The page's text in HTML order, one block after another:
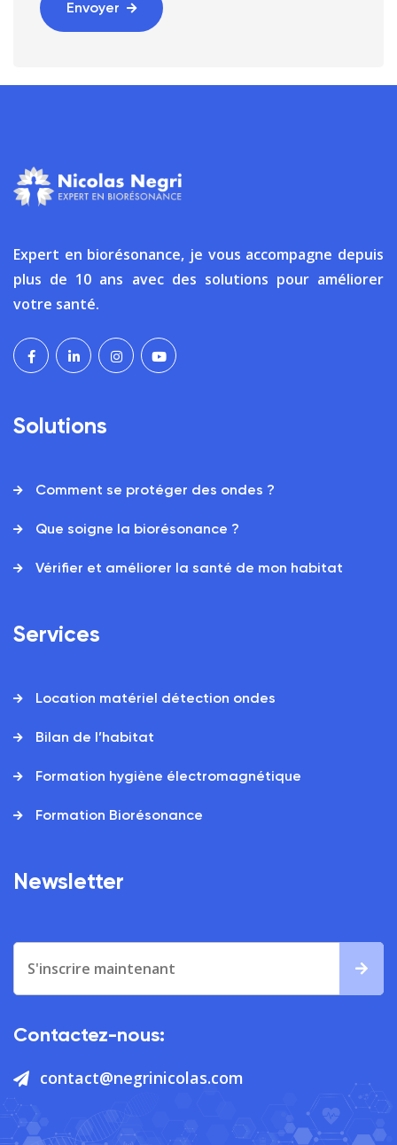
Envoyer
Expert en biorésonance, je vous accompagne depuis
plus de 10 ans avec des solutions pour améliorer
votre santé.
Solutions
Comment se protéger des ondes ?
Que soigne la biorésonance ?
Vérifier et améliorer la santé de mon habitat
Services
Location matériel détection ondes
Bilan de l’habitat
Formation hygiène électromagnétique
Formation Biorésonance
Newsletter
Contactez-nous:
contact@negrinicolas.com